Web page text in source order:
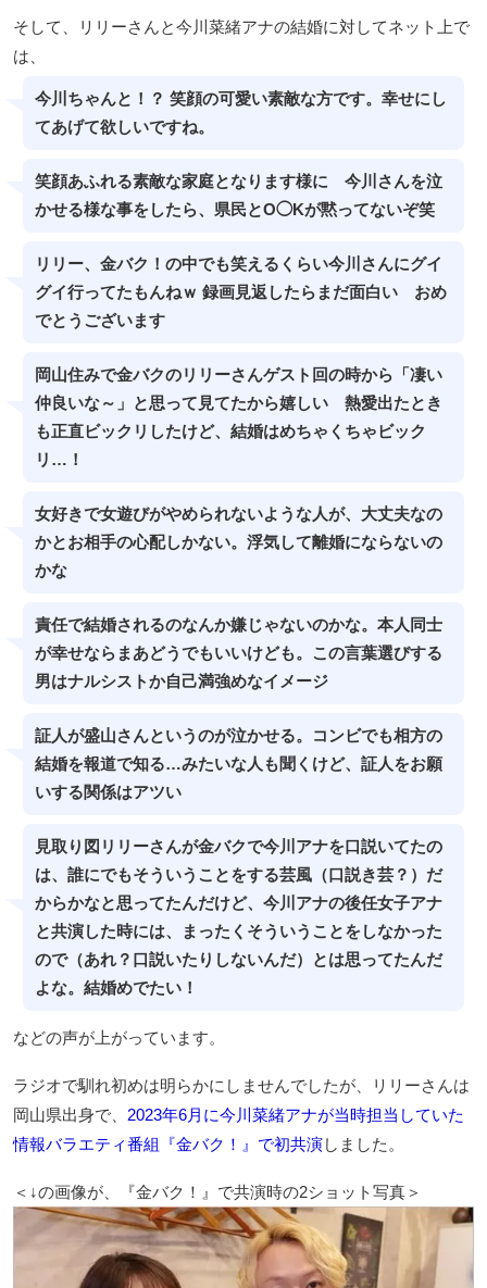
そして、リリーさんと今川菜緒アナの結婚に対してネット上で
は、
今川ちゃんと！？ 笑顔の可愛い素敵な方です。幸せにし
てあげて欲しいですね。
笑顔あふれる素敵な家庭となります様に 今川さんを泣
かせる様な事をしたら、県民とO◯Kが黙ってないぞ笑
リリー、金バク！の中でも笑えるくらい今川さんにグイ
グイ行ってたもんねｗ 録画見返したらまだ面白い おめ
でとうございます
岡山住みで金バクのリリーさんゲスト回の時から「凄い
仲良いな～」と思って見てたから嬉しい 熱愛出たとき
も正直ビックリしたけど、結婚はめちゃくちゃビック
リ…！
女好きで女遊びがやめられないような人が、大丈夫なの
かとお相手の心配しかない。浮気して離婚にならないの
かな
責任で結婚されるのなんか嫌じゃないのかな。本人同士
が幸せならまあどうでもいいけども。この言葉選びする
男はナルシストか自己満強めなイメージ
証人が盛山さんというのが泣かせる。コンビでも相方の
結婚を報道で知る…みたいな人も聞くけど、証人をお願
いする関係はアツい
見取り図リリーさんが金バクで今川アナを口説いてたの
は、誰にでもそういうことをする芸風（口説き芸？）だ
からかなと思ってたんだけど、今川アナの後任女子アナ
と共演した時には、まったくそういうことをしなかった
ので（あれ？口説いたりしないんだ）とは思ってたんだ
よな。結婚めでたい！
などの声が上がっています。
ラジオで馴れ初めは明らかにしませんでしたが、リリーさんは
岡山県出身で、 2023年6月に今川菜緒アナが当時担当していた
情報バラエティ番組『金バク！』で初共演しました。
＜↓の画像が、『金バク！』で共演時の2ショット写真＞